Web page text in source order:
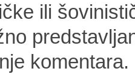
ili